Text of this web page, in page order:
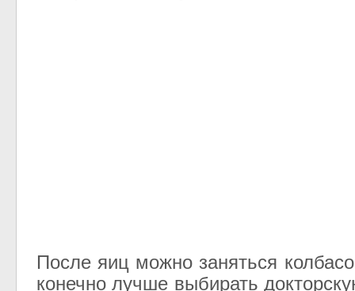
После яиц можно заняться
конечно лучше выбирать